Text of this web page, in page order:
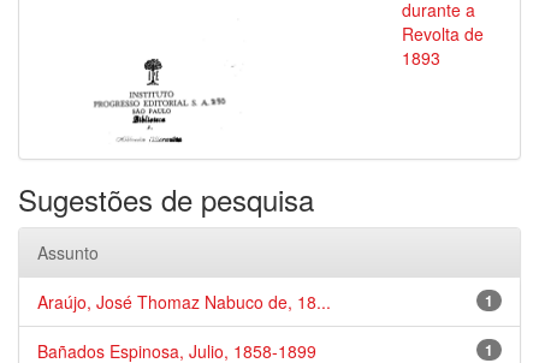
durante a
Revolta de
1893
Sugestões de pesquisa
Assunto
1
Araújo, José Thomaz Nabuco de, 18...
1
Bañados Espinosa, Julio, 1858-1899